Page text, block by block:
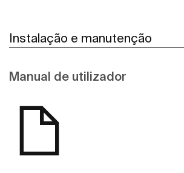
Instalação e manutenção
Manual de utilizador